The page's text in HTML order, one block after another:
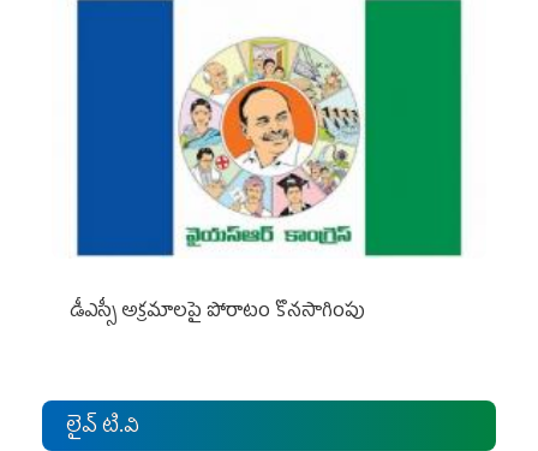
డీఎస్సీ అక్రమాలపై పోరాటం కొనసాగింపు
లైవ్ టి.వి